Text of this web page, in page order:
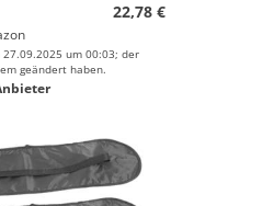
22,78 €
um 00:03; der
geändert haben.